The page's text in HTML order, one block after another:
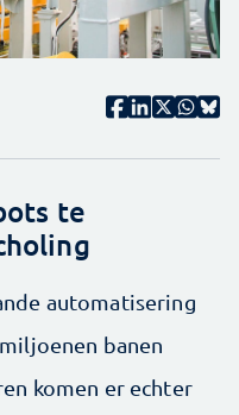
te
automatisering
banen
komen er echter